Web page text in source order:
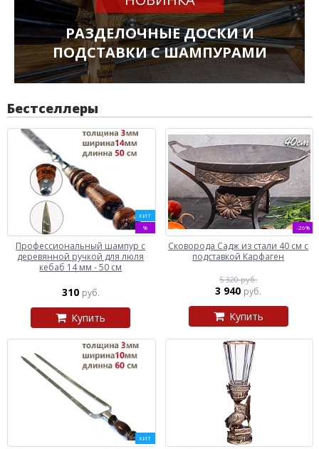
РАЗДЕЛОЧНЫЕ ДОСКИ И
ПОДСТАВКИ С ШАМПУРАМИ
Бестселлеры
ХИТ
%
Профессиональный шампур с
деревянной ручкой для люля
кебаб 14 мм - 50 см
310 руб.
Купить
-26%
Сковорода Садж из стали 40 см с
подставкой Карфаген
5 320 руб.
3 940 руб.
Купить
ХИТ